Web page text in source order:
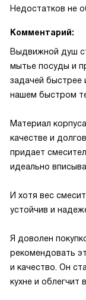
Недостатков не
Комментарий:
Выдвижной душ
мытье посуды и
задачей быстрее
нашем быстром
Материал
качестве и
придает
идеально
И хотя вес
устойчив и
Я доволен
рекомендовать
и качество. Он
кухне и облегчит